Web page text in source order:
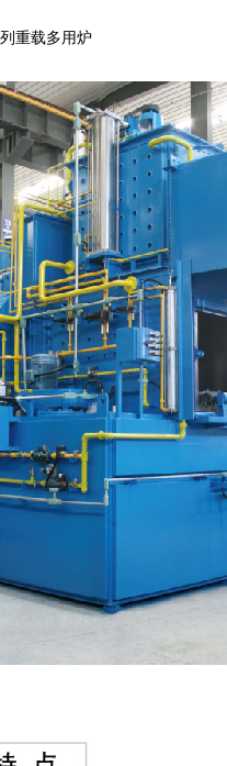
多用炉
重载多用炉